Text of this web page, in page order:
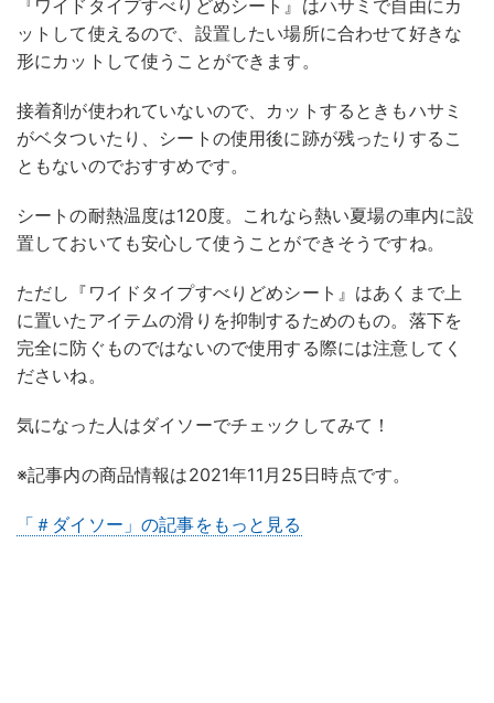
『ワイドタイプすべりどめシート』はハサミで自由にカ
ットして使えるので、設置したい場所に合わせて好きな
形にカットして使うことができます。
接着剤が使われていないので、カットするときもハサミ
がベタついたり、シートの使用後に跡が残ったりするこ
ともないのでおすすめです。
シートの耐熱温度は120度。これなら熱い夏場の車内に設
置しておいても安心して使うことができそうですね。
ただし『ワイドタイプすべりどめシート』はあくまで上
に置いたアイテムの滑りを抑制するためのもの。落下を
完全に防ぐものではないので使用する際には注意してく
ださいね。
気になった人はダイソーでチェックしてみて！
※記事内の商品情報は2021年11月25日時点です。
「＃ダイソー」の記事をもっと見る